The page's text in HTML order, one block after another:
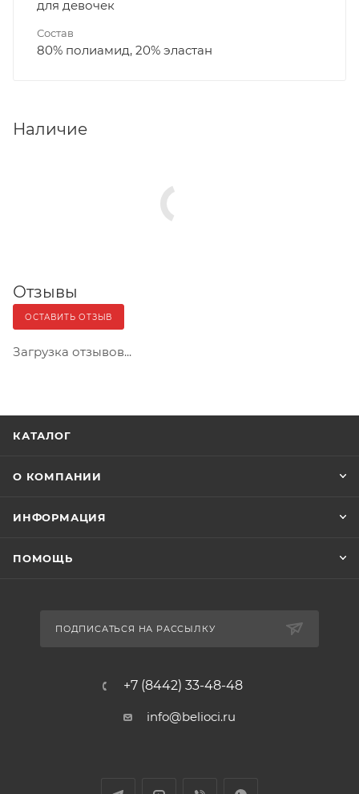
для девочек
Состав
80% полиамид, 20% эластан
Наличие
Отзывы
ОСТАВИТЬ ОТЗЫВ
Загрузка отзывов...
КАТАЛОГ
О КОМПАНИИ
ИНФОРМАЦИЯ
ПОМОЩЬ
ПОДПИСАТЬСЯ НА РАССЫЛКУ
+7 (8442) 33-48-48
info@belioci.ru